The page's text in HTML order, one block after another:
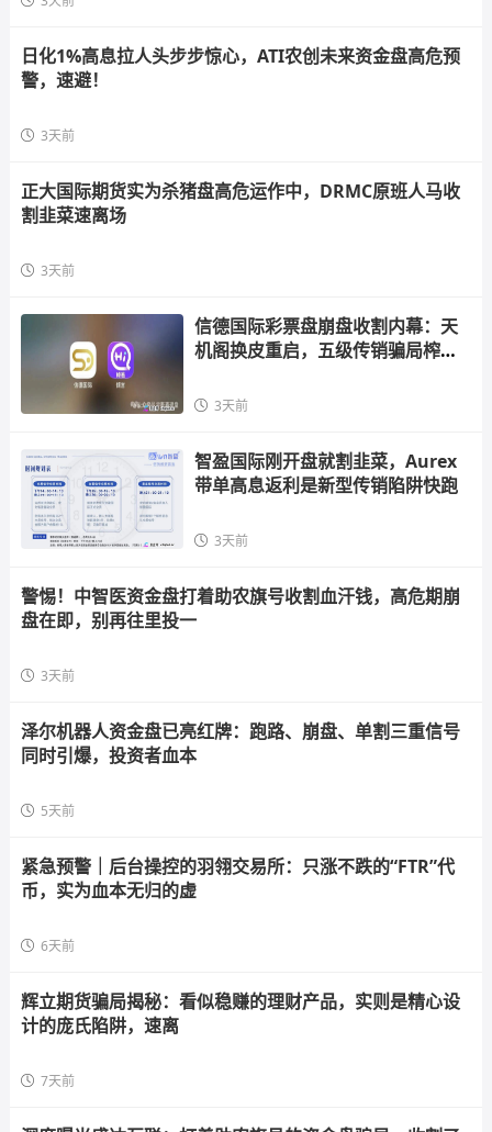
日化1%高息拉人头步步惊心，ATI农创未来资金盘高危预
警，速避！
3天前
正大国际期货实为杀猪盘高危运作中，DRMC原班人马收
割韭菜速离场
3天前
信德国际彩票盘崩盘收割内幕：天
机阁换皮重启，五级传销骗局榨干
3天前
智盈国际刚开盘就割韭菜，Aurex
带单高息返利是新型传销陷阱快跑
3天前
警惕！中智医资金盘打着助农旗号收割血汗钱，高危期崩
盘在即，别再往里投一
3天前
泽尔机器人资金盘已亮红牌：跑路、崩盘、单割三重信号
同时引爆，投资者血本
5天前
紧急预警｜后台操控的羽翎交易所：只涨不跌的“FTR”代
币，实为血本无归的虚
6天前
辉立期货骗局揭秘：看似稳赚的理财产品，实则是精心设
计的庞氏陷阱，速离
7天前